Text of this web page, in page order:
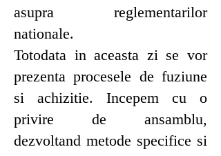
asupra reglementarilor
nationale.
Totodata in aceasta zi se vor
prezenta procesele de fuziune
si achizitie. Incepem cu o
privire de ansamblu,
dezvoltand metode specifice si